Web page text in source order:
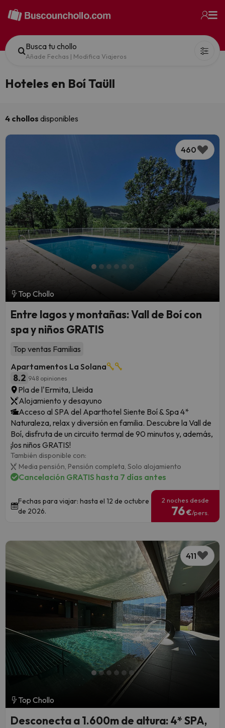
Busca tu chollo
Añade Fechas | Modifica Viajeros
Hoteles en Boí Taüll
4 chollos disponibles
460
Top Chollo
Entre lagos y montañas: Vall de Boí con
spa y niños GRATIS
Top ventas Familias
Apartamentos La Solana
8.2 948 opiniones
Pla de l'Ermita, Lleida
Alojamiento y desayuno
Acceso al SPA del Aparthotel Siente Boí & Spa 4*
Naturaleza, relax y diversión en familia. Descubre la Vall de
Boí, disfruta de un circuito termal de 90 minutos y, además,
¡los niños GRATIS!
También disponible con:
Media pensión, Pensión completa, Solo alojamiento
Cancelación GRATIS hasta 7 días antes
Fechas para viajar: hasta el 12 de octubre
de 2026.
2 noches desde
76€/pers.
411
Top Chollo
Desconecta a 1.600m de altura: 4* SPA,